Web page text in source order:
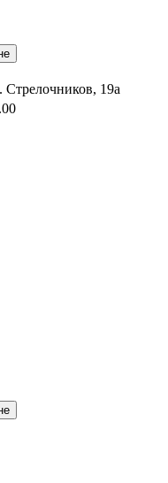
Стрелочников, 19а